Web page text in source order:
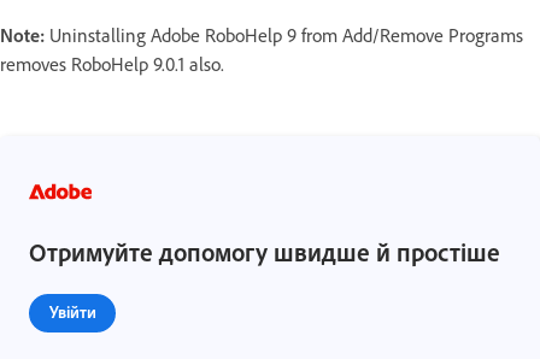
Note: Uninstalling Adobe RoboHelp 9 from Add/Remove Programs
removes RoboHelp 9.0.1 also.
Отримуйте допомогу швидше й простіше
Увійти